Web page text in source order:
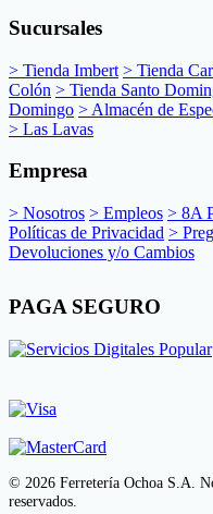
Sucursales
> Tienda Imbert > Tienda
Colón > Tienda Santo
Domingo > Almacén de
> Las Lavas
Empresa
> Nosotros > Empleos > 8A
Políticas de Privacidad >
Devoluciones y/o Cambios
PAGA SEGURO
© 2026 Ferretería Ochoa S.A.
reservados.